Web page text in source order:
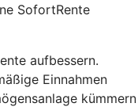
SofortRente
aufbessern.
Einnahmen
kümmern